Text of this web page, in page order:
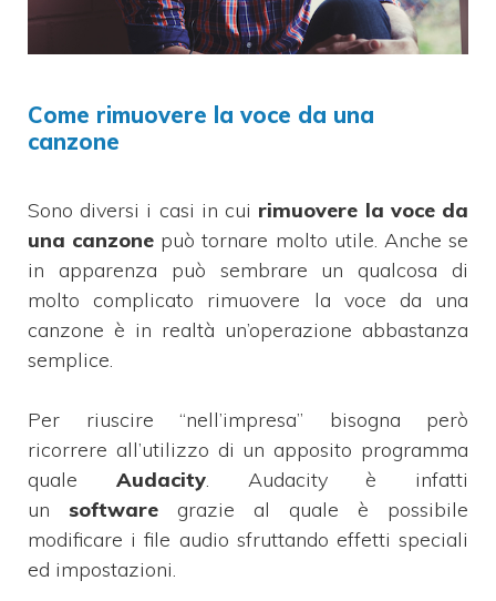
Come rimuovere la voce da una
canzone
Sono diversi i casi in cui rimuovere la voce da
una canzone può tornare molto utile. Anche se
in apparenza può sembrare un qualcosa di
molto complicato rimuovere la voce da una
canzone è in realtà un’operazione abbastanza
semplice.
Per riuscire “nell’impresa” bisogna però
ricorrere all’utilizzo di un apposito programma
quale Audacity. Audacity è infatti
un software grazie al quale è possibile
modificare i file audio sfruttando effetti speciali
ed impostazioni.